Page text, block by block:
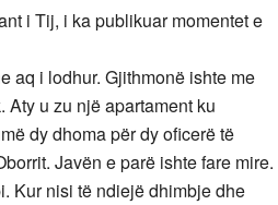
i Tij, i ka publikuar momentet e
aq i lodhur. Gjithmonë ishte me
Aty u zu një apartament ku
dy dhoma për dy oficerë të
Javën e parë ishte fare mire.
Kur nisi të ndiejë dhimbje dhe